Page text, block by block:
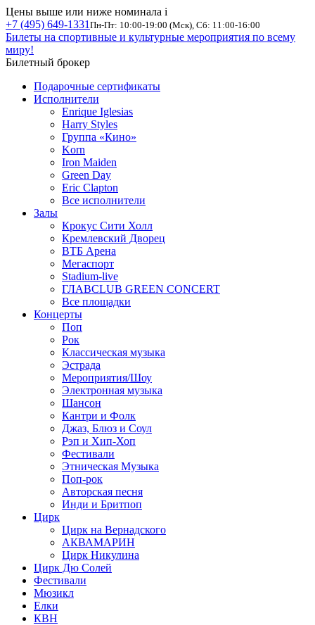
Цены выше или ниже номинала i
+7 (495) 649-1331 Пн-Пт: 10:00-19:00 (Мск), Сб: 11:00-16:00
Билеты на спортивные и культурные мероприятия по всему
миру!
Билетный брокер
Подарочные сертификаты
Исполнители
Enrique Iglesias
Harry Styles
Группа «Кино»
Korn
Iron Maiden
Green Day
Eric Clapton
Все исполнители
Залы
Крокус Сити Холл
Кремлевский Дворец
ВТБ Арена
Мегаспорт
Stadium-live
ГЛАВCLUB GREEN CONCERT
Все площадки
Концерты
Поп
Рок
Классическая музыка
Эстрада
Мероприятия/Шоу
Электронная музыка
Шансон
Кантри и Фолк
Джаз, Блюз и Соул
Рэп и Хип-Хоп
Фестивали
Этническая Музыка
Поп-рок
Авторская песня
Инди и Бритпоп
Цирк
Цирк на Вернадского
АКВАМАРИН
Цирк Никулина
Цирк Дю Солей
Фестивали
Мюзикл
Елки
КВН